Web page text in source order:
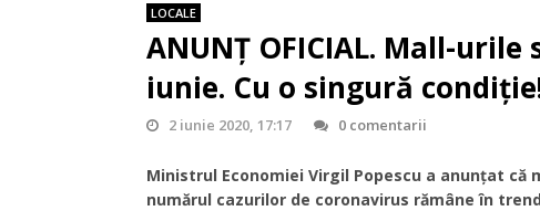
LOCALE
ANUNȚ OFICIAL. Mall-
iunie. Cu o singură
2 iunie 2020, 17:17 0 comentarii
Ministrul Economiei Virgil Popescu a anunțat că
numărul cazurilor de coronavirus rămâne în